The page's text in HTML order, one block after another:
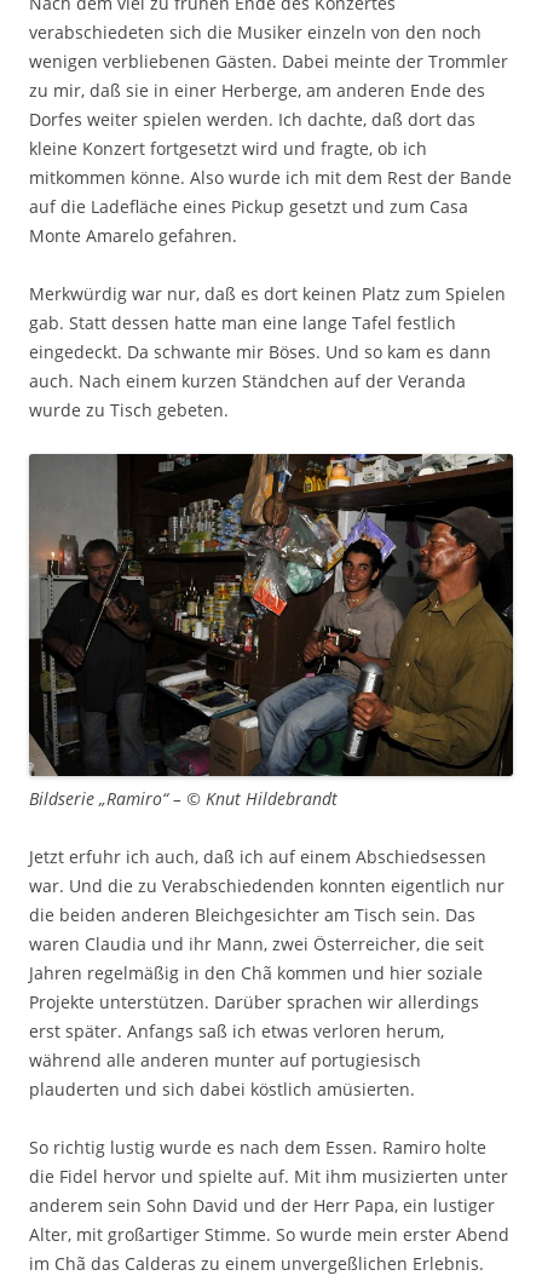
verabschiedeten sich die Musiker einzeln von den noch
wenigen verbliebenen Gästen. Dabei meinte der Trommler
zu mir, daß sie in einer Herberge, am anderen Ende des
Dorfes weiter spielen werden. Ich dachte, daß dort das
kleine Konzert fortgesetzt wird und fragte, ob ich
mitkommen könne. Also wurde ich mit dem Rest der Bande
auf die Ladefläche eines Pickup gesetzt und zum Casa
Monte Amarelo gefahren.
Merkwürdig war nur, daß es dort keinen Platz zum Spielen
gab. Statt dessen hatte man eine lange Tafel festlich
eingedeckt. Da schwante mir Böses. Und so kam es dann
auch. Nach einem kurzen Ständchen auf der Veranda
wurde zu Tisch gebeten.
Bildserie „Ramiro“ – © Knut Hildebrandt
Jetzt erfuhr ich auch, daß ich auf einem Abschiedsessen
war. Und die zu Verabschiedenden konnten eigentlich nur
die beiden anderen Bleichgesichter am Tisch sein. Das
waren Claudia und ihr Mann, zwei Österreicher, die seit
Jahren regelmäßig in den Chã kommen und hier soziale
Projekte unterstützen. Darüber sprachen wir allerdings
erst später. Anfangs saß ich etwas verloren herum,
während alle anderen munter auf portugiesisch
plauderten und sich dabei köstlich amüsierten.
So richtig lustig wurde es nach dem Essen. Ramiro holte
die Fidel hervor und spielte auf. Mit ihm musizierten unter
anderem sein Sohn David und der Herr Papa, ein lustiger
Alter, mit großartiger Stimme. So wurde mein erster Abend
im Chã das Calderas zu einem unvergeßlichen Erlebnis.